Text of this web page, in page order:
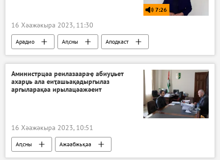
7:26
16 Хәажәкыра 2023, 11:30
Арадио Аԥсны Аподкаст
Аминистрцәа реилазаараҿ абиуџьет
ахарџь ала еиҭашьақәдыргылаз
аргыларақәа ирылацәажәеит
16 Хәажәкыра 2023, 10:51
Аԥсны Ажәабжьқәа